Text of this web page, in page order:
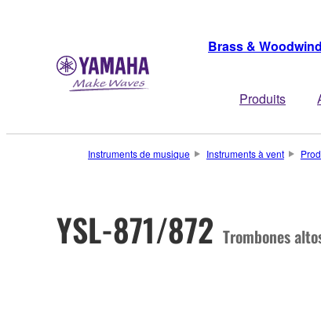
Brass &
Produits
Instruments de musique Instruments à vent
YSL-871/872 Trombones